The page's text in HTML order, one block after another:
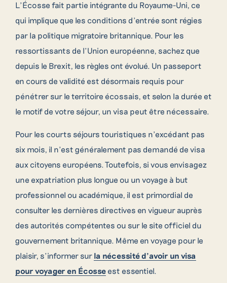
L’Écosse fait partie intégrante du Royaume-Uni, ce
qui implique que les conditions d’entrée sont régies
par la politique migratoire britannique. Pour les
ressortissants de l’Union européenne, sachez que
depuis le Brexit, les règles ont évolué. Un passeport
en cours de validité est désormais requis pour
pénétrer sur le territoire écossais, et selon la durée et
le motif de votre séjour, un visa peut être nécessaire.
Pour les courts séjours touristiques n’excédant pas
six mois, il n’est généralement pas demandé de visa
aux citoyens européens. Toutefois, si vous envisagez
une expatriation plus longue ou un voyage à but
professionnel ou académique, il est primordial de
consulter les dernières directives en vigueur auprès
des autorités compétentes ou sur le site officiel du
gouvernement britannique. Même en voyage pour le
plaisir, s’informer sur la nécessité d’avoir un visa
pour voyager en Écosse est essentiel.